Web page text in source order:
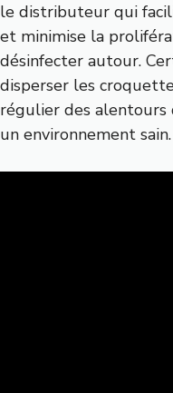
le distributeur qui
et minimise la
désinfecter autour.
disperser les
régulier des
un environnement sain.